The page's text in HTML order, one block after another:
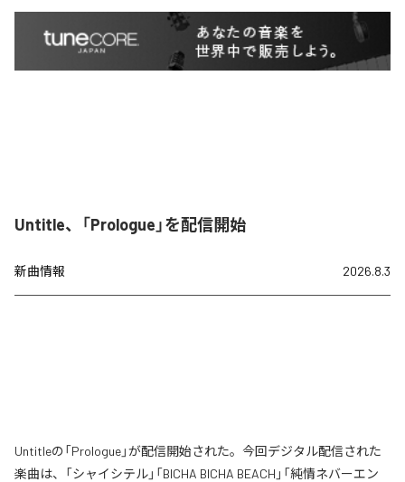
Untitle、「Prologue」を配信開始
新曲情報 2026.8.3
Untitleの「Prologue」が配信開始された。今回デジタル配信された
楽曲は、「シャイシテル」「BICHA BICHA BEACH」「純情ネバーエン